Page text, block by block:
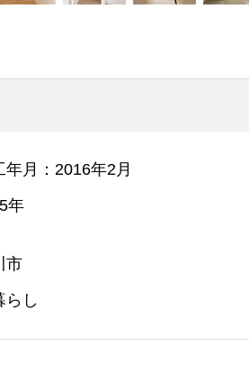
月
2016年2月
年
市
らし